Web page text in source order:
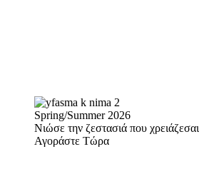
Spring/Summer 2026
Νιώσε την ζεστασιά που χρειάζεσαι
Αγοράστε Τώρα